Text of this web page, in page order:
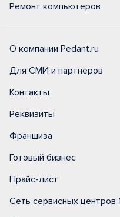
Ремонт компьютеров
О компании Pedant.ru
Для СМИ и партнеров
Контакты
Реквизиты
Франшиза
Готовый бизнес
Прайс-лист
Сеть сервисных центров